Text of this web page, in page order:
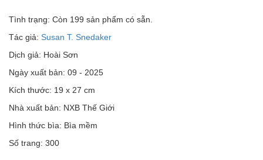
Tình trạng: Còn 199 sản phẩm có sẵn.
Tác giả: Susan T. Snedaker
Dịch giả: Hoài Sơn
Ngày xuất bản: 09 - 2025
Kích thước: 19 x 27 cm
Nhà xuất bản: NXB Thế Giới
Hình thức bìa: Bìa mềm
Số trang: 300